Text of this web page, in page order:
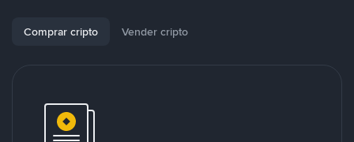
Comprar cripto Vender cripto